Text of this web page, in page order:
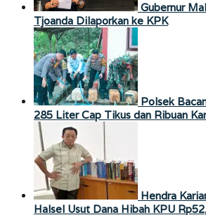
Gubernur
Tjoanda Dilaporkan ke KPK
Polsek
285 Liter Cap Tikus dan Ribuan
Hendra
Halsel Usut Dana Hibah KPU